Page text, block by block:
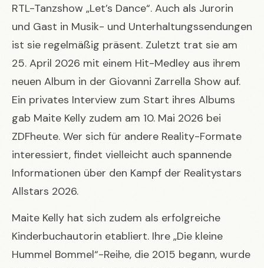
RTL-Tanzshow „Let’s Dance“. Auch als Jurorin
und Gast in Musik- und Unterhaltungssendungen
ist sie regelmäßig präsent. Zuletzt trat sie am
25. April 2026 mit einem Hit-Medley aus ihrem
neuen Album in der Giovanni Zarrella Show auf.
Ein privates Interview zum Start ihres Albums
gab Maite Kelly zudem am 10. Mai 2026 bei
ZDFheute. Wer sich für andere Reality-Formate
interessiert, findet vielleicht auch spannende
Informationen über den Kampf der Realitystars
Allstars 2026.
Maite Kelly hat sich zudem als erfolgreiche
Kinderbuchautorin etabliert. Ihre „Die kleine
Hummel Bommel“-Reihe, die 2015 begann, wurde